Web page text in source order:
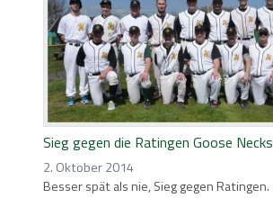
Sieg gegen die Ratingen Goose Necks
2. Oktober 2014
Besser spät als nie, Sieg gegen Ratingen.